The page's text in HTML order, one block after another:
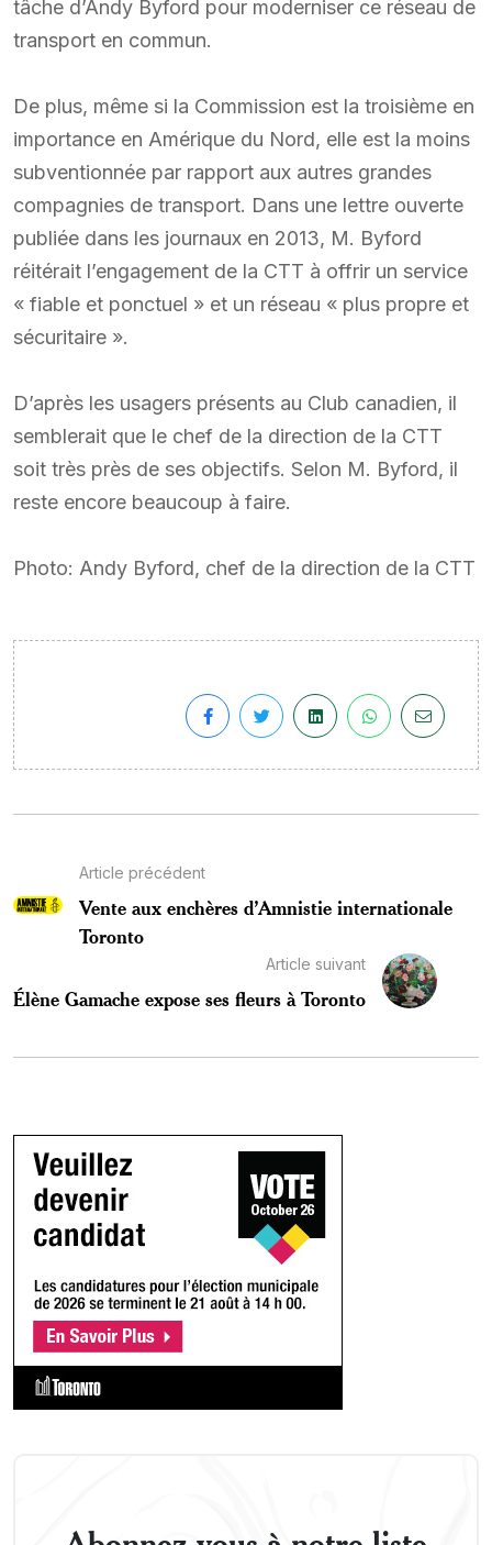
tâche d’Andy Byford pour moderniser ce réseau de
transport en commun.
De plus, même si la Commission est la troisième en
importance en Amérique du Nord, elle est la moins
subventionnée par rapport aux autres grandes
compagnies de transport. Dans une lettre ouverte
publiée dans les journaux en 2013, M. Byford
réitérait l’engagement de la CTT à offrir un service
« fiable et ponctuel » et un réseau « plus propre et
sécuritaire ».
D’après les usagers présents au Club canadien, il
semblerait que le chef de la direction de la CTT
soit très près de ses objectifs. Selon M. Byford, il
reste encore beaucoup à faire.
Photo: Andy Byford, chef de la direction de la CTT
Article précédent
Vente aux enchères d’Amnistie internationale
Toronto
Article suivant
Élène Gamache expose ses fleurs à Toronto